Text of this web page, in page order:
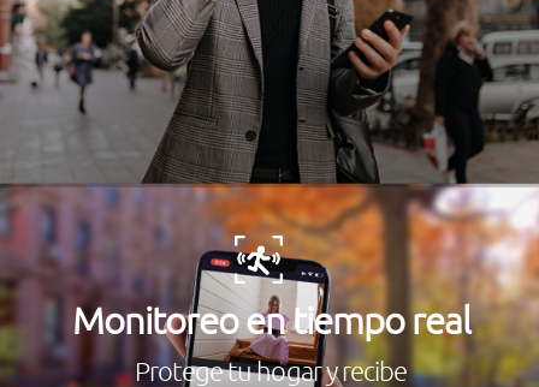
Monitoreo en tiempo real
Protege tu hogar y recibe